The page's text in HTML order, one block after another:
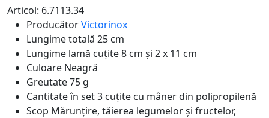
Articol: 6.7113.34
ProducătorVictorinox
Lungime totală 25 cm
Lungime lamă cuțite8 cm și 2 x 11 cm
Culoare Neagră
Greutate75 g
Cantitate în set3 cuțite cu mâner din polipropilenă
Scop Mărunțire, tăierea legumelor și fructelor,